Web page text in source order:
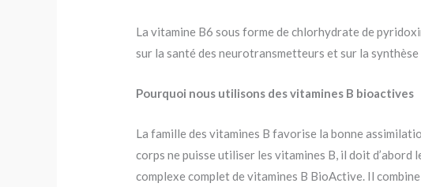
La vitamine B6 sous forme de chlorhydrate de
sur la santé des neurotransmetteurs et sur la synthèse
Pourquoi nous utilisons des vitamines B bioactives
La famille des vitamines B favorise la bonne
corps ne puisse utiliser les vitamines B, il doit d’abord
complexe complet de vitamines B BioActive. Il